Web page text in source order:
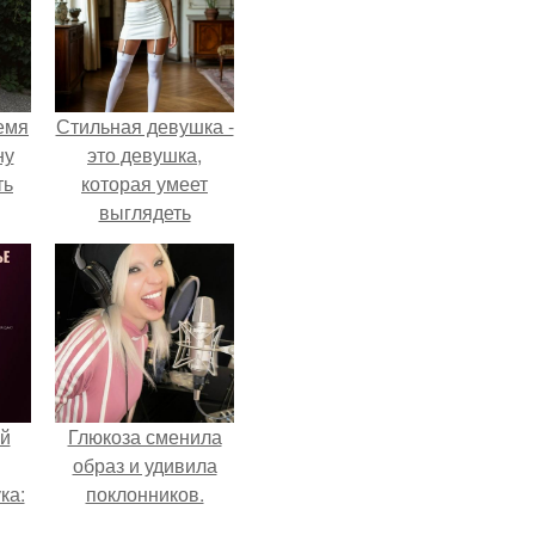
Стильная девушка -
это девушка,
которая умеет
выглядеть
привлекательно и
элегантно в любои
ситуации.
Глюкоза сменила
образ и удивила
поклонников.